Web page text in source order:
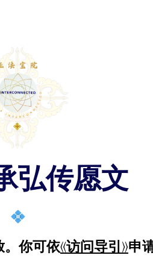
弘传愿文
。你可依《访问导引》申